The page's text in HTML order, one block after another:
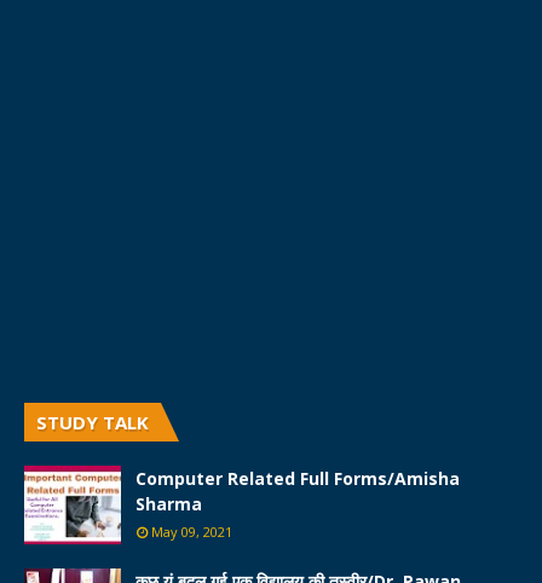
STUDY TALK
Computer Related Full Forms/Amisha
Sharma
May 09, 2021